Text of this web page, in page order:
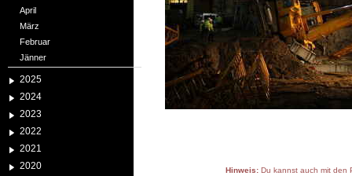
April
März
Februar
Jänner
2025
2024
2023
2022
2021
2020
Hinweis:Du kannst auch mit den